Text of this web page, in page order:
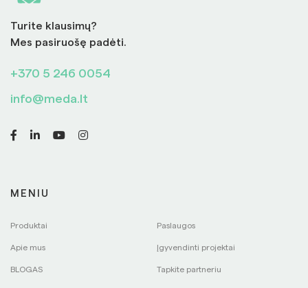
Turite klausimų?
Mes pasiruošę padėti.
+370 5 246 0054
info@meda.lt
MENIU
Produktai Paslaugos
Apie mus Įgyvendinti projektai
BLOGAS Tapkite partneriu